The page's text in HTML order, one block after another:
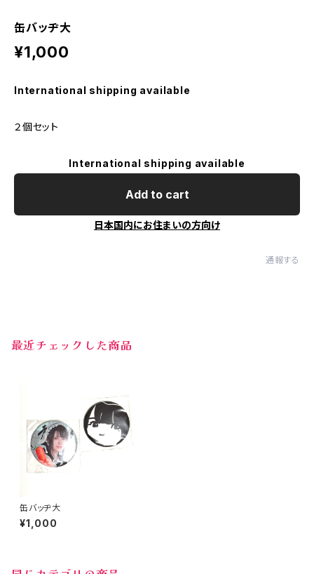
缶バッヂ大
¥1,000
International shipping available
２個セット
International shipping available
Add to cart
日本国内にお住まいの方向け
通報する
最近チェックした商品
缶バッヂ大
¥1,000